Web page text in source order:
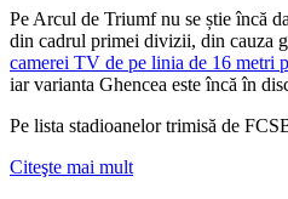
Pe Arcul de Triumf nu se știe încă
din cadrul primei divizii, din cauza
camerei TV de pe linia de 16 metri
iar varianta Ghencea este încă în
Pe lista stadioanelor trimisă de
Citeşte mai mult